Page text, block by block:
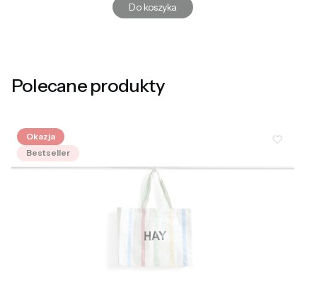
Do koszyka
Polecane produkty
Okazja
Bestseller